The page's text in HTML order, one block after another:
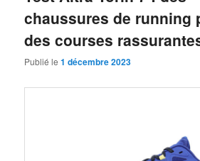
chaussures de running
des courses
Publié le1 décembre 2023